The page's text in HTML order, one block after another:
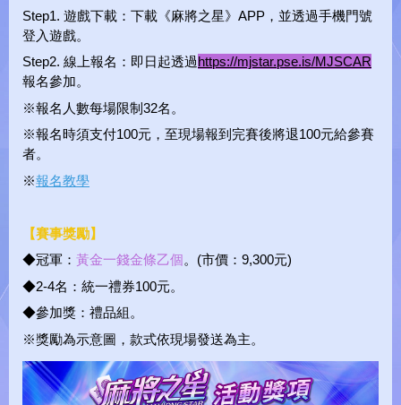
Step1. 遊戲下載：下載《麻將之星》APP，並透過手機門號
登入遊戲。
Step2. 線上報名：即日起透過https://mjstar.pse.is/MJSCAR
報名參加。
※報名人數每場限制32名。
※報名時須支付100元，至現場報到完賽後將退100元給參賽
者。
※報名教學
【賽事獎勵】
◆冠軍： 黃金一錢金條乙個。(市價：9,300元)
◆2-4名：統一禮券100元。
◆參加獎：禮品組。
※獎勵為示意圖，款式依現場發送為主。